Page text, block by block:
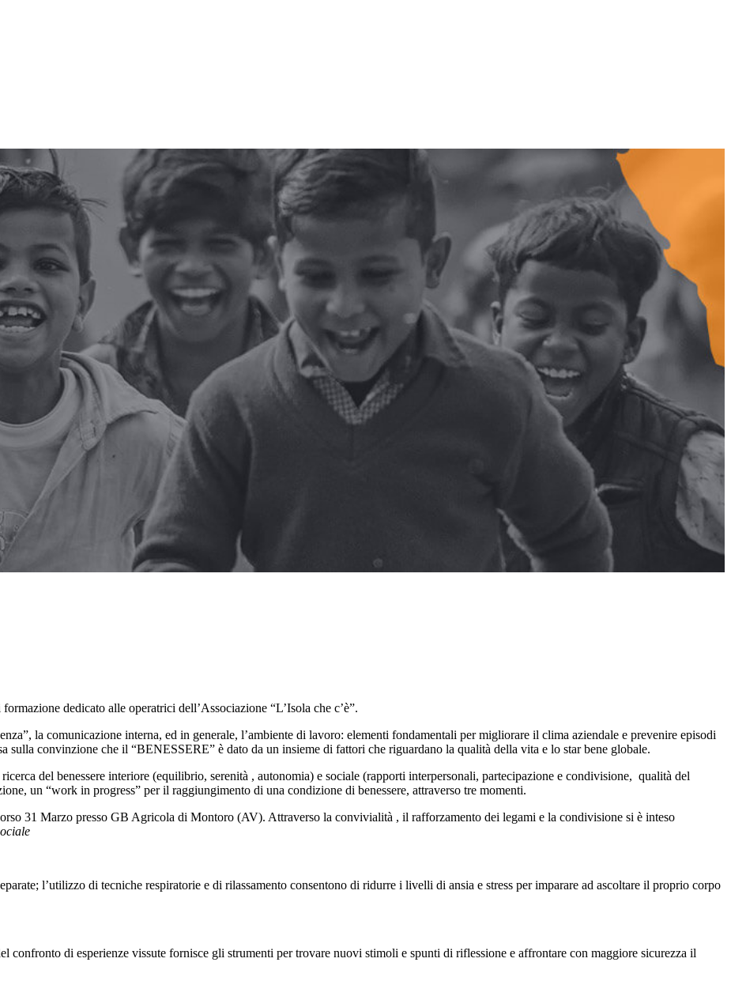
dedicato alle operatrici dell’Associazione “L’Isola che c’è”.
la comunicazione interna, ed in generale, l’ambiente di lavoro: elementi fondamentali per migliorare il clima aziendale e prevenire episodi
sulla convinzione che il “BENESSERE” è dato da un insieme di fattori che riguardano la qualità della vita e lo star bene globale.
del benessere interiore (equilibrio, serenità , autonomia) e sociale (rapporti interpersonali, partecipazione e condivisione, qualità del
un “work in progress” per il raggiungimento di una condizione di benessere, attraverso tre momenti.
31 Marzo presso GB Agricola di Montoro (AV). Attraverso la convivialità , il rafforzamento dei legami e la condivisione si è inteso
l’utilizzo di tecniche respiratorie e di rilassamento consentono di ridurre i livelli di ansia e stress per imparare ad ascoltare il proprio corpo
confronto di esperienze vissute fornisce gli strumenti per trovare nuovi stimoli e spunti di riflessione e affrontare con maggiore sicurezza il